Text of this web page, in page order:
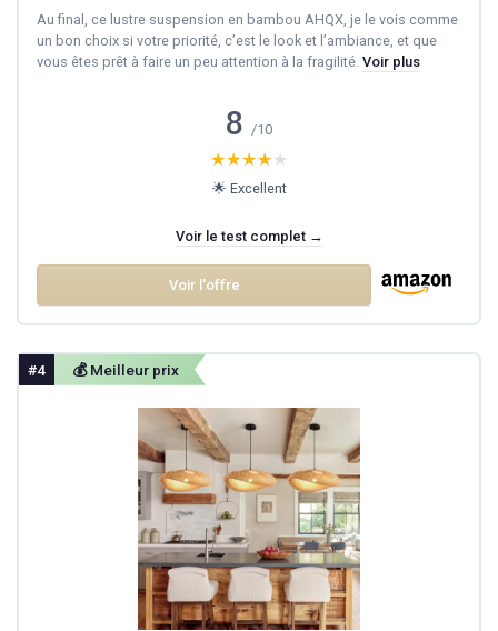
Au final, ce lustre suspension en bambou AHQX, je le vois comme
un bon choix si votre priorité, c’est le look et l’ambiance, et que
vous êtes prêt à faire un peu attention à la fragilité. Voir plus
8 /10
★★★★★
★★★★★
🌟 Excellent
Voir le test complet →
Voir l'offre
#4 💰 Meilleur prix